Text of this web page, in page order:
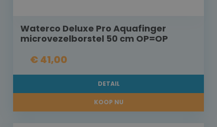
Waterco Deluxe Pro Aquafinger
microvezelborstel 50 cm OP=OP
€ 41,00
DETAIL
KOOP NU